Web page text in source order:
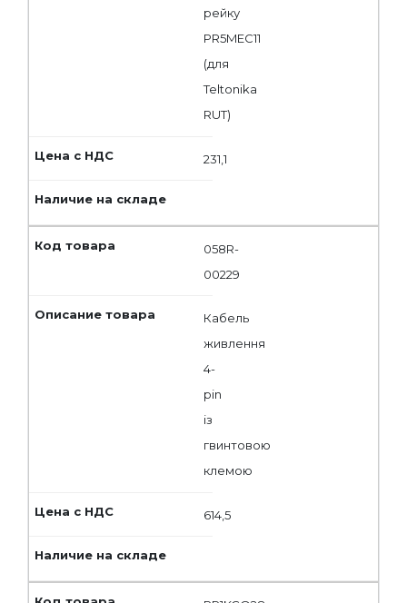
рейку
PR5MEC11
(для
Teltonika
RUT)
231,1
058R-
00229
Кабель
живлення
4-
pin
із
гвинтовою
клемою
614,5